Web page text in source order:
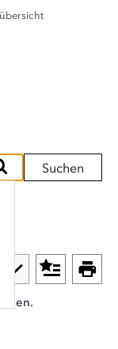
Suchen